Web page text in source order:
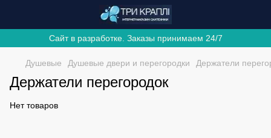
Сайт в разработке. Заказы принимаем 24/7
Душевые Душевые двери и перегородки Держатели
Держатели перегородок
Нет товаров